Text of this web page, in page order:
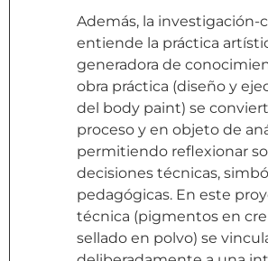
Además, la investigación-
entiende la práctica
generadora de
obra práctica (diseño y
del body paint) se
proceso y en objeto de
permitiendo reflexionar
decisiones técnicas,
pedagógicas. En este
técnica (pigmentos en
sellado en polvo) se